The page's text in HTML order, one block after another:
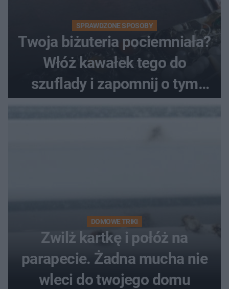
SPRAWDZONE SPOSOBY
Twoja biżuteria pociemniała?
Włóż kawałek tego do
szuflady i zapomnij o tym
problemie. Sposób na
DOMOWE TRIKI
Zwilż kartkę i połóż na
parapecie. Żadna mucha nie
wleci do twojego domu